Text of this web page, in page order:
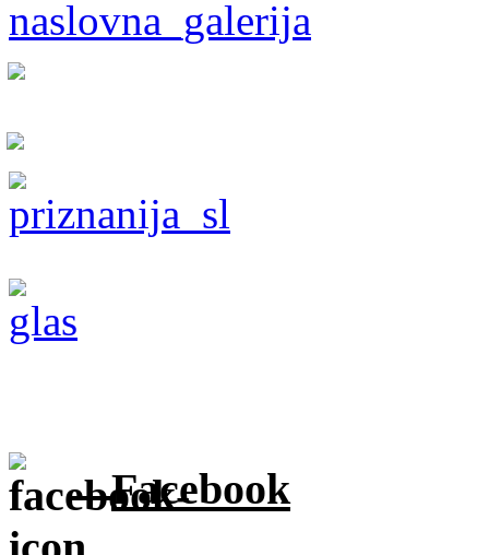
Facebook